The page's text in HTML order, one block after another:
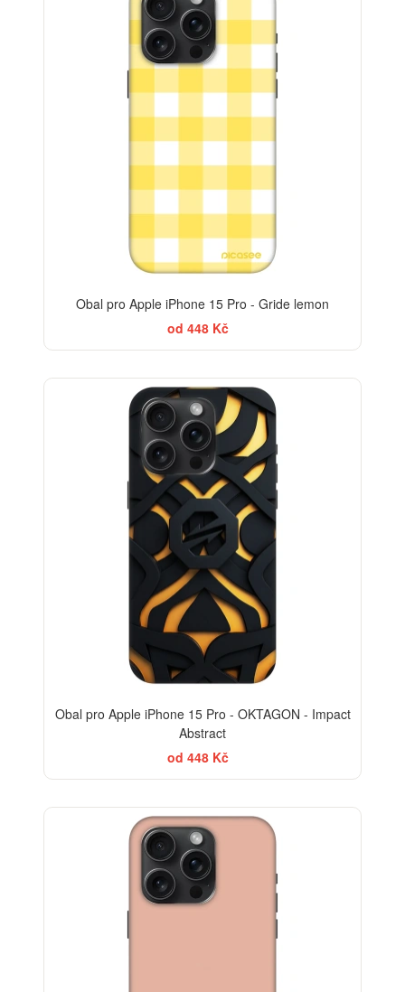
Obal pro Apple iPhone 15 Pro - Gride lemon
od 448 Kč
Obal pro Apple iPhone 15 Pro - OKTAGON - Impact
Abstract
od 448 Kč